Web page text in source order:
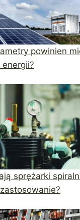
powinien
sprężarki